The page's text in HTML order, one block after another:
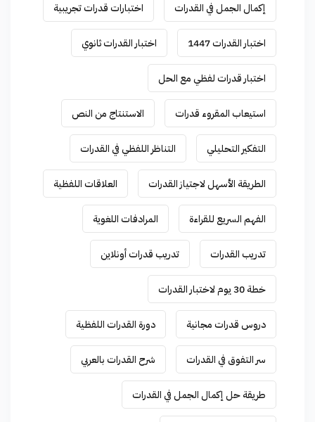
إكمال الجمل في القدرات اختبارات قدرات تجريبية
اختبار القدرات 1447 اختبار القدرات ثانوي
اختبار قدرات لفظي مع الحل
استيعاب المقروء قدرات الاستنتاج من النص
التفكير التحليلي التناظر اللفظي في القدرات
الطريقة الأسهل لاجتياز القدرات العلاقات اللفظية
الفهم السريع للقراءة المرادفات اللغوية
تدريب القدرات تدريب قدرات أونلاين
خطة 30 يوم لاختبار القدرات
دروس قدرات مجانية دورة القدرات اللفظية
سر التفوق في القدرات شرح القدرات بالعربي
طريقة حل إكمال الجمل في القدرات